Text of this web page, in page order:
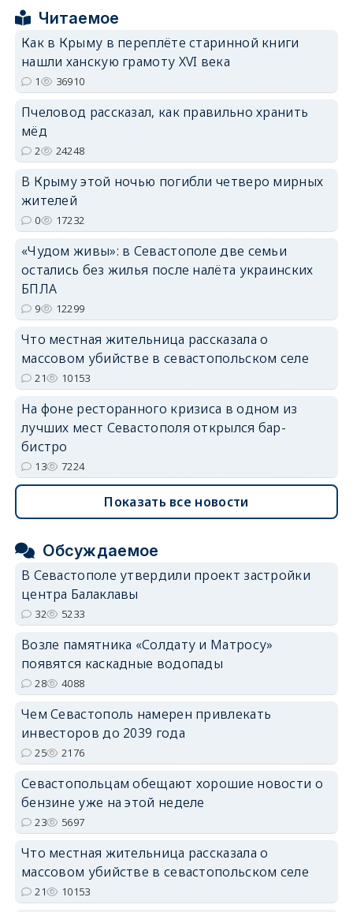
erid: 2SDnjcrDNw6
erid: 2SDnjdPjgYS
erid: 2SDnjdvhGXG
Читаемое
Как в Крыму в переплёте старинной книги
нашли ханскую грамоту XVI века
1 36910
Пчеловод рассказал, как правильно хранить
мёд
2 24248
В Крыму этой ночью погибли четверо мирных
жителей
0 17232
«Чудом живы»: в Севастополе две семьи
остались без жилья после налёта украинских
БПЛА
9 12299
Что местная жительница рассказала о
массовом убийстве в севастопольском селе
21 10153
На фоне ресторанного кризиса в одном из
лучших мест Севастополя открылся бар-
бистро
13 7224
Показать все новости
Обсуждаемое
В Севастополе утвердили проект застройки
центра Балаклавы
32 5233
Возле памятника «Солдату и Матросу»
появятся каскадные водопады
28 4088
Чем Севастополь намерен привлекать
инвесторов до 2039 года
25 2176
Севастопольцам обещают хорошие новости о
бензине уже на этой неделе
23 5697
Что местная жительница рассказала о
массовом убийстве в севастопольском селе
21 10153